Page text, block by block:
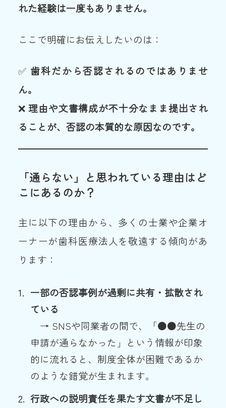
れた経験は一度もありません。
ここで明確にお伝えしたいのは：
✅ 歯科だから否認されるのではありませ
ん。
❌理由や文書構成が不十分なまま提出され
ることが、否認の本質的な原因なのです。
「通らない」と思われている理由はど
こにあるのか？
主に以下の理由から、多くの士業や企業オ
ーナーが歯科医療法人を敬遠する傾向があ
ります：
一部の否認事例が過剰に共有・拡散され
ている
→ SNSや同業者の間で、「●●先生の
申請が通らなかった」という情報が印象
的に流れると、制度全体が困難であるか
のような錯覚が生まれます。
行政への説明責任を果たす文書が不足し